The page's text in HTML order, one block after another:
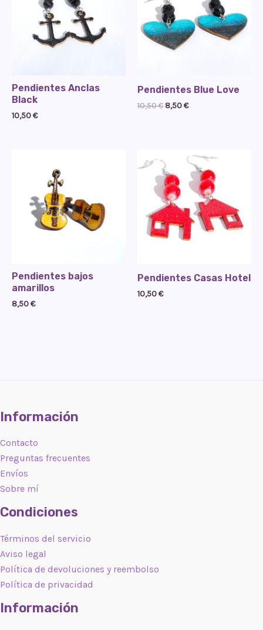
Pendientes Anclas
Black
10,50€
Pendientes Blue Love
10,50€ El
8,50€El
Pendientes bajos
amarillos
8,50€
Pendientes Casas Hotel
10,50€
Información
Contacto
Preguntas frecuentes
Envíos
Sobre mí
Condiciones
Términos del servicio
Aviso legal
Política de devoluciones y reembolso
Política de privacidad
Información